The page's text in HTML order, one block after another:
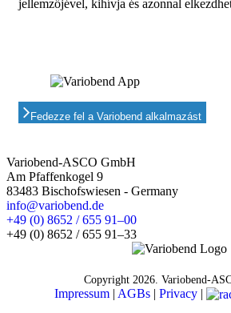
jellemzőjével, kihívja és azonnal
Fedezze fel a Variobend alkalmazást
Variobend-ASCO GmbH
Am Pfaffenkogel 9
83483 Bischofswiesen - Germany
info@variobend.de
+49 (0) 8652 / 655 91–00
+49 (0) 8652 / 655 91–33
Copyright 2026. Variobend-
Impressum | AGBs | Privacy |